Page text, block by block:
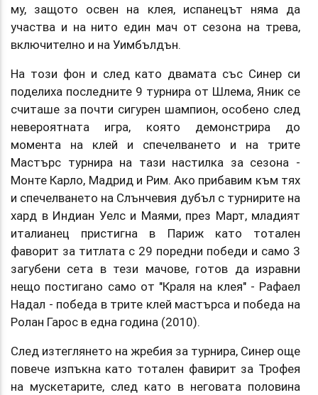
му, защото освен на клея, испанецът няма да
участва и на нито един мач от сезона на трева,
включително и на Уимбълдън.
На този фон и след като двамата със Синер си
поделиха последните 9 турнира от Шлема, Яник се
считаше за почти сигурен шампион, особено след
невероятната игра, която демонстрира до
момента на клей и спечелването и на трите
Мастърс турнира на тази настилка за сезона -
Монте Карло, Мадрид и Рим. Ако прибавим към тях
и спечелването на Слънчевия дубъл с турнирите на
хард в Индиан Уелс и Маями, през Март, младият
италианец пристигна в Париж като тотален
фаворит за титлата с 29 поредни победи и само 3
загубени сета в тези мачове, готов да изравни
нещо постигано само от "Краля на клея" - Рафаел
Надал - победа в трите клей мастърса и победа на
Ролан Гарос в една година (2010).
След изтеглянето на жребия за турнира, Синер още
повече изпъкна като тотален фавирит за Трофея
на мускетарите, след като в неговата половина